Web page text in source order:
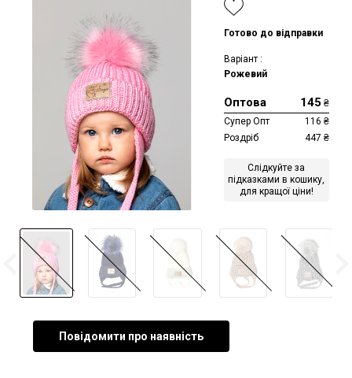
Готово до відправки
Варіант :
Рожевий
Оптова 145 ₴
Супер Опт
116 ₴
Роздріб
447 ₴
Слідкуйте за
підказками в кошику,
для кращої ціни!
Повідомити про наявність